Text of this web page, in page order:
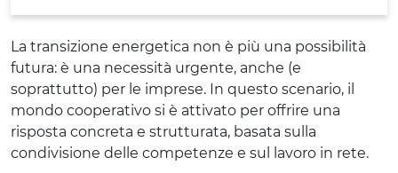
La transizione energetica non è più una possibilità
futura: è una necessità urgente, anche (e
soprattutto) per le imprese. In questo scenario, il
mondo cooperativo si è attivato per offrire una
risposta concreta e strutturata, basata sulla
condivisione delle competenze e sul lavoro in rete.